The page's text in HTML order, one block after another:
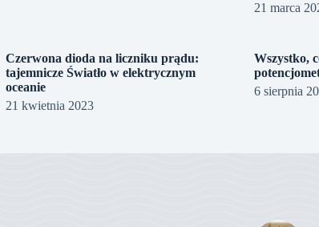
21 marca
Czerwona dioda na liczniku prądu:
tajemnicze Światło w elektrycznym
oceanie
21 kwietnia 2023
Wszystko,
6 sierpnia